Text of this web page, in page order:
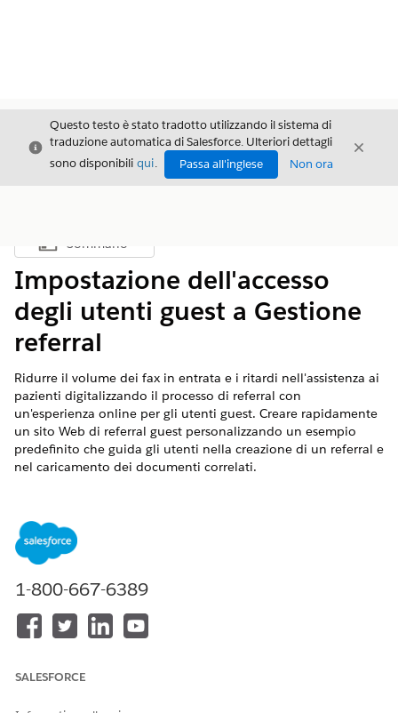
Chiudi
Questo testo è stato tradotto utilizzando il sistema di
traduzione automatica di Salesforce. Ulteriori dettagli
sono disponibili qui. Passa all'inglese Non ora
Chiudi
Mostra sommario
Sommario
Impostazione dell'accesso
degli utenti guest a Gestione
referral
Ridurre il volume dei fax in entrata e i ritardi nell'assistenza ai
pazienti digitalizzando il processo di referral con
un'esperienza online per gli utenti guest. Creare rapidamente
un sito Web di referral guest personalizzando un esempio
predefinito che guida gli utenti nella creazione di un referral e
nel caricamento dei documenti correlati.
Disponibile nelle versioni: Lightning Experience
Disponibile in:
Health Cloud
Per impostare l'accesso per gli utenti guest, seguire la
procedura di impostazione descritta nella scheda
guidata Impostazioni di gestione dei referral.
1-800-667-6389
SALESFORCE